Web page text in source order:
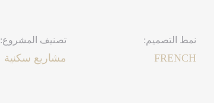
نمط التصميم:
FRENCH
تصنيف المشروع:
مشاريع سكنية